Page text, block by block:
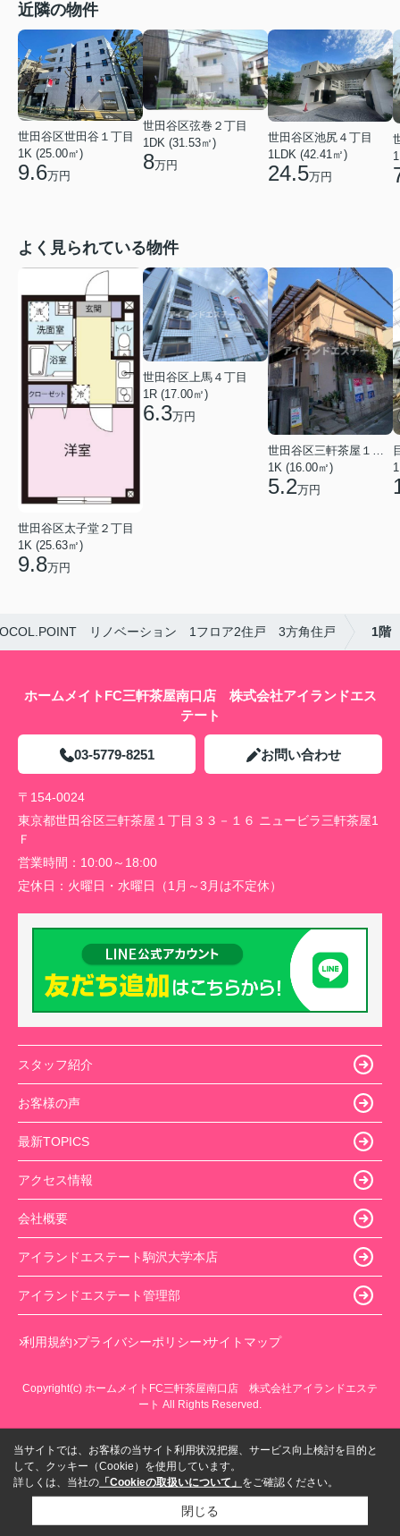
近隣の物件
世田谷区世田谷１丁目
1K (25.00㎡)
9.6万円
世田谷区弦巻２丁目
1DK (31.53㎡)
8万円
世田谷区池尻４丁目
1LDK (42.41㎡)
24.5万円
よく見られている物件
世田谷区太子堂２丁目
1K (25.63㎡)
9.8万円
世田谷区上馬４丁目
1R (17.00㎡)
6.3万円
1K (16.00㎡)
5.2万円
リノベーション 1フロア2住戸 3方角住戸 1階
ホームメイトFC三軒茶屋南口店 株式会社アイランドエス
テート
03-5779-8251 お問い合わせ
〒154-0024
東京都世田谷区三軒茶屋１丁目３３－１６ ニュービラ三軒茶屋1
Ｆ
営業時間： 10:00～18:00
定休日： 火曜日・水曜日（1月～3月は不定休）
スタッフ紹介
お客様の声
最新TOPICS
アクセス情報
会社概要
アイランドエステート駒沢大学本店
アイランドエステート管理部
利用規約 プライバシーポリシー サイトマップ
Copyright(c) ホームメイトFC三軒茶屋南口店 株式会社アイランドエステ
ート All Rights Reserved.
当サイトでは、お客様の当サイト利用状況把握、サービス向上検討を目的と
して、クッキー（Cookie）を使用しています。
詳しくは、当社の 「Cookieの取扱いについて」 をご確認ください。
閉じる